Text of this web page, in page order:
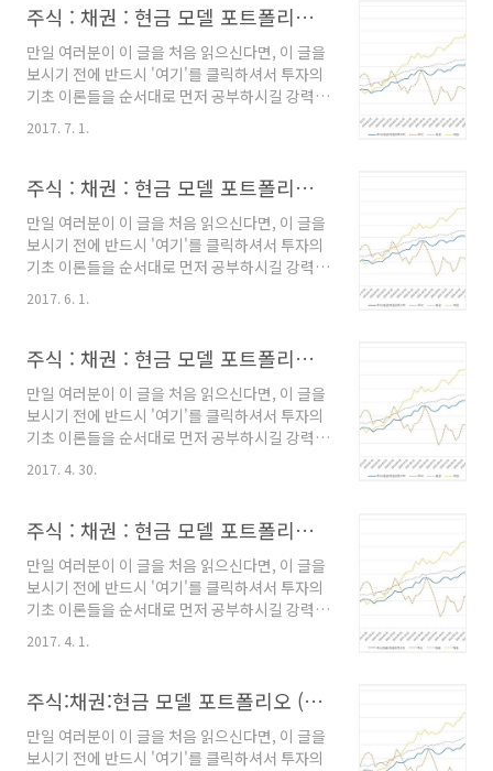
정립된 투자 규칙을 흔들림없이 오랜 기간 유지
하기가 사실상 불가능하기 때문입니다. --------
----------------------------------------------
-------------------------- 주식:채권:현금 혼합
평균 모멘텀 비중 분산투자 전략(전략에 대한 상
세한 내용은 링크를 클릭하시기 바랍니다.) 2017
주식 : 채권 : 현금 모델 포트폴리오 (27)
만일 여러분이 이 글을 처음 읽으신다면, 이 글을
보시기 전에 반드시 '여기'를 클릭하셔서 투자의
기초 이론들을 순서대로 먼저 공부하시길 강력히
요청합니다. 왜냐하면, 이 내용을 알고 있지 않으
면 왜 이런 식의 투자를 해야하는지 이해하기 어
정립된 투자 규칙을 흔들림없이 오랜 기간 유지
----------------------------------------------
-------------------------- 주식:채권:현금 혼합
평균 모멘텀 비중 분산투자 전략(전략에 대한 상
세한 내용은 링크를 클릭하시기 바랍니다.) 2017
2017. 7. 1.
주식 : 채권 : 현금 모델 포트폴리오 (26)
만일 여러분이 이 글을 처음 읽으신다면, 이 글을
보시기 전에 반드시 '여기'를 클릭하셔서 투자의
기초 이론들을 순서대로 먼저 공부하시길 강력히
요청합니다. 왜냐하면, 이 내용을 알고 있지 않으
면 왜 이런 식의 투자를 해야하는지 이해하기 어
정립된 투자 규칙을 흔들림없이 오랜 기간 유지
----------------------------------------------
-------------------------- 주식:채권:현금 혼합
평균 모멘텀 비중 분산투자 전략(전략에 대한 상
세한 내용은 링크를 클릭하시기 바랍니다.) 2017
2017. 6. 1.
주식 : 채권 : 현금 모델 포트폴리오 (25)
만일 여러분이 이 글을 처음 읽으신다면, 이 글을
보시기 전에 반드시 '여기'를 클릭하셔서 투자의
기초 이론들을 순서대로 먼저 공부하시길 강력히
요청합니다. 왜냐하면, 이 내용을 알고 있지 않으
면 왜 이런 식의 투자를 해야하는지 이해하기 어
정립된 투자 규칙을 흔들림없이 오랜 기간 유지
하기가 사실상 불가능하기 때문입니다. --------
----------------------------------------------
-------------------------- 주식:채권:현금 혼합
평균 모멘텀 비중 분산투자 전략(전략에 대한 상
세한 내용은 링크를 클릭하시기 바랍니다.) 2017
2017. 4. 30.
주식 : 채권 : 현금 모델 포트폴리오 (24)
만일 여러분이 이 글을 처음 읽으신다면, 이 글을
보시기 전에 반드시 '여기'를 클릭하셔서 투자의
기초 이론들을 순서대로 먼저 공부하시길 강력히
면 왜 이런 식의 투자를 해야하는지 이해하기 어
정립된 투자 규칙을 흔들림없이 오랜 기간 유지
하기가 사실상 불가능하기 때문입니다. --------
----------------------------------------------
-------------------------- 주식:채권:현금 혼합
2017. 4. 1.
주식:채권:현금 모델 포트폴리오 (23)
만일 여러분이 이 글을 처음 읽으신다면, 이 글을
보시기 전에 반드시 '여기'를 클릭하셔서 투자의